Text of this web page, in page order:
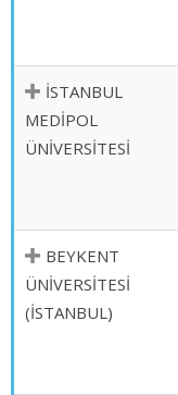
İSTANBUL
MEDİPOL
ÜNİVERSİTESİ
BEYKENT
ÜNİVERSİTESİ
(İSTANBUL)